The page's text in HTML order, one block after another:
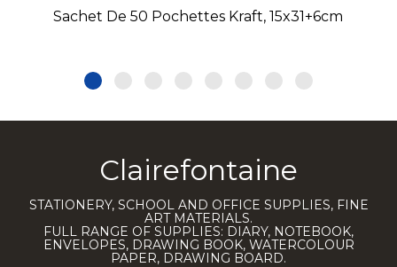
Sachet De 50 Pochettes Kraft, 15x31+6cm
Clairefontaine
STATIONERY, SCHOOL AND OFFICE SUPPLIES, FINE
ART MATERIALS.
FULL RANGE OF SUPPLIES: DIARY, NOTEBOOK,
ENVELOPES, DRAWING BOOK, WATERCOLOUR
PAPER, DRAWING BOARD.